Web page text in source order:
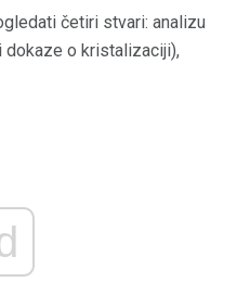
četiri stvari: analizu
dokaze o kristalizaciji),